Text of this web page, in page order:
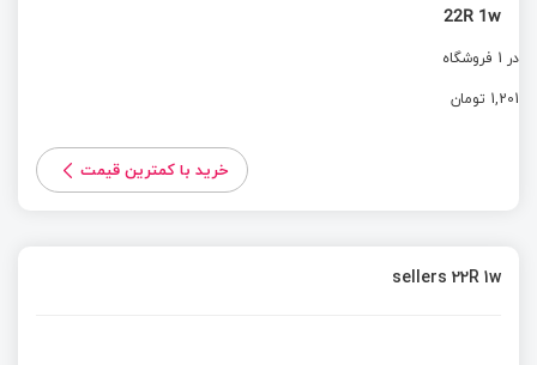
22R 1w
در 1 فروشگاه
1,201 تومان
خرید با کمترین قیمت
sellers 22R 1w